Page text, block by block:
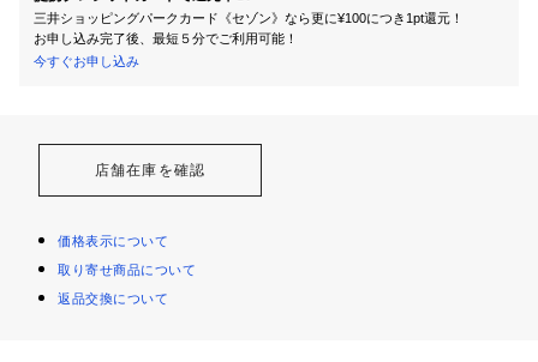
三井ショッピングパークカード《セゾン》なら更に¥100につき1pt還元！
お申し込み完了後、最短５分でご利用可能！
今すぐお申し込み
店舗在庫を確認
価格表示について
取り寄せ商品について
返品交換について